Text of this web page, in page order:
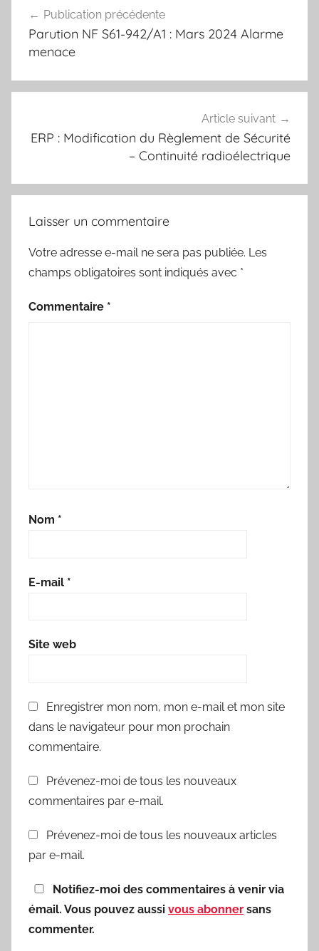
de
l’article
Publication précédente
Parution NF S61-942/A1 : Mars 2024 Alarme
menace
Article suivant
ERP : Modification du Règlement de Sécurité
– Continuité radioélectrique
Laisser un commentaire
Votre adresse e-mail ne sera pas publiée. Les
champs obligatoires sont indiqués avec *
Commentaire *
Nom *
E-mail *
Site web
Enregistrer mon nom, mon e-mail et mon site
dans le navigateur pour mon prochain
commentaire.
Prévenez-moi de tous les nouveaux
commentaires par e-mail.
Prévenez-moi de tous les nouveaux articles
par e-mail.
Notifiez-moi des commentaires à venir via
émail. Vous pouvez aussi vous abonner sans
commenter.